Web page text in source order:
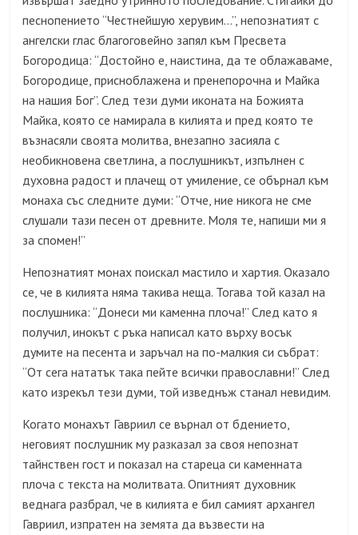
песнопението “Честнейшую херувим…”, непознатият с
ангелски глас благоговейно запял към Пресвета
Богородица: “Достойно е, наистина, да те облажаваме,
Богородице, присноблажена и пренепорочна и Майка
на нашия Бог”. След тези думи иконата на Божията
Майка, която се намирала в килията и пред която те
възнасяли своята молитва, внезапно засияла с
необикновена светлина, а послушникът, изпълнен с
духовна радост и плачещ от умиление, се обърнал към
монаха със следните думи: “Отче, ние никога не сме
слушали тази песен от древните. Моля те, напиши ми я
за спомен!”
Непознатият монах поискал мастило и хартия. Оказало
се, че в килията няма такива неща. Тогава той казал на
послушника: “Донеси ми каменна плоча!” След като я
получил, инокът с ръка написал като върху восък
думите на песента и заръчал на по-малкия си събрат:
“От сега нататък така пейте всички православни!” След
като изрекъл тези думи, той изведнъж станал невидим.
Когато монахът Гавриил се върнал от бдението,
неговият послушник му разказал за своя непознат
тайнствен гост и показал на стареца си каменната
плоча с текста на молитвата. Опитният духовник
веднага разбрал, че в килията е бил самият архангел
Гавриил, изпратен на земята да възвести на